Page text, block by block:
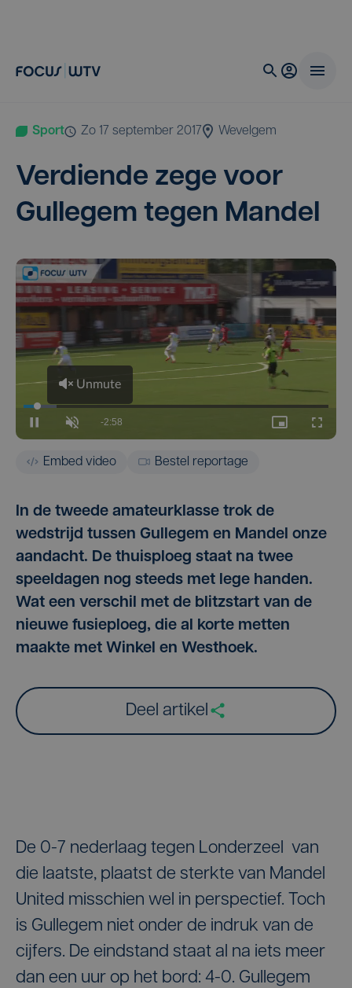
Sport zo 17 september 2017 Wevelgem
Ver­dien­de zege voor
Gul­le­gem tegen Mandel
Embed video Bestel reportage
In de tweede amateurklasse trok de
wedstrijd tussen Gullegem en Mandel onze
aandacht. De thuisploeg staat na twee
speeldagen nog steeds met lege handen.
Wat een verschil met de blitzstart van de
nieuwe fusieploeg, die al korte metten
maakte met Winkel en Westhoek.
Deel artikel
De 0-7 nederlaag tegen Londerzeel van
die laatste, plaatst de sterkte van Mandel
United misschien wel in perspectief. Toch
is Gullegem niet onder de indruk van de
cijfers. De eindstand staat al na iets meer
dan een uur op het bord: 4-0. Gullegem